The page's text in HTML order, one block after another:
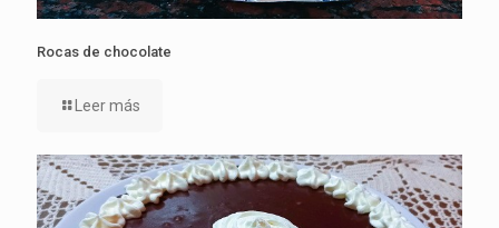
Rocas de chocolate
Leer más